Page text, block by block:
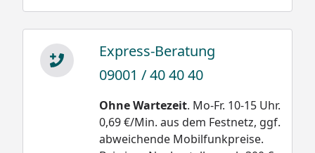
Express-Beratung
09001 / 40 40 40
Ohne Wartezeit. Mo-Fr. 10-15 Uhr.
0,69 €/Min. aus dem Festnetz, ggf.
abweichende Mobilfunkpreise.